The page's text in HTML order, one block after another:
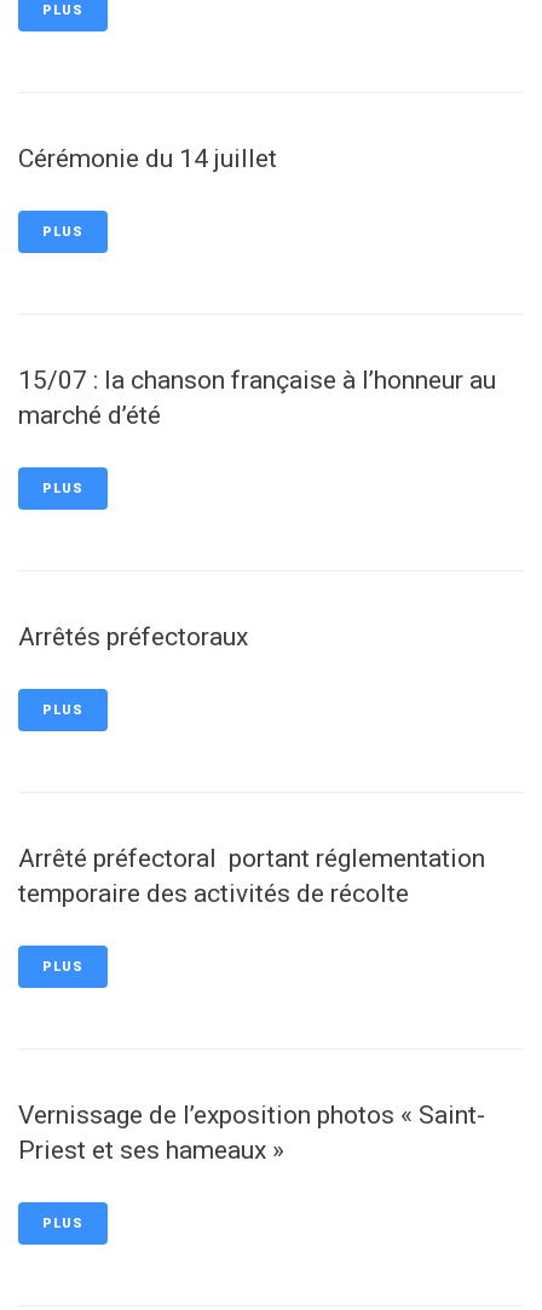
PLUS
Cérémonie du 14 juillet
PLUS
15/07 : la chanson française à l’honneur au
marché d’été
PLUS
Arrêtés préfectoraux
PLUS
Arrêté préfectoral portant réglementation
temporaire des activités de récolte
PLUS
Vernissage de l’exposition photos « Saint-
Priest et ses hameaux »
PLUS